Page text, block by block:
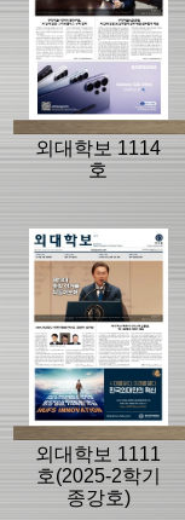
외대학보 1114
호
외대학보 1111
호(2025-2학기
종강호)